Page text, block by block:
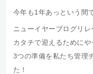
今年も1年あっという間
ニューイヤーブログリ
カタチで迎えるために
3つの準備を私たち管理
た！